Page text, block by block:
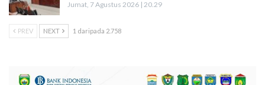
Jumat, 7 Agustus 2026 | 20.29
PREV NEXT 1 daripada 2.758